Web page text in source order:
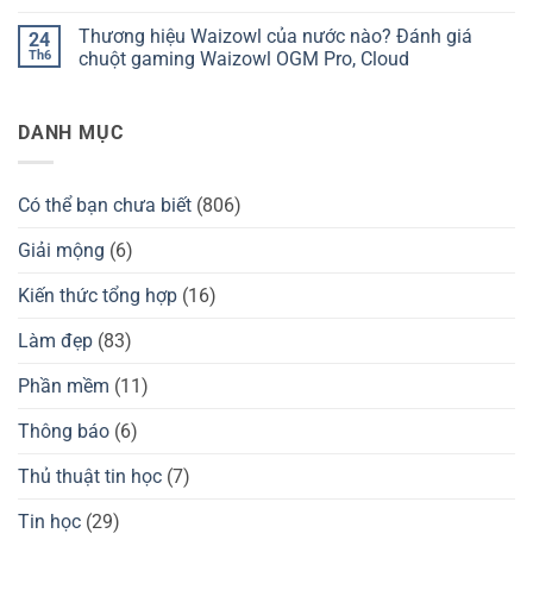
tốt
không?
nào?
Đánh
giá
tốt
không?
Darmoshark
của
nước
chuột
Darmoshark
bình
luận
ở
cầm
GuliKit
Đánh
KingKong
3
tốt
24
Th6
Thương hiệu Waizowl của nước nào? Đánh giá
chuột gaming Waizowl OGM Pro, Cloud
luận
của
Đánh
gaming
OGM
Pro,
DANH MỤC
Có thể bạn chưa biết (806)
Giải mộng (6)
Kiến thức tổng hợp (16)
Làm đẹp (83)
Phần mềm (11)
Thông báo (6)
Thủ thuật tin học (7)
Tin học (29)